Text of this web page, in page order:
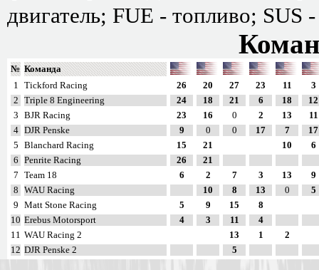
двигатель; FUE - топливо; SUS
№ Команда
1 Tickford Racing 26 20 27 23 11
3
2 Triple 8 Engineering 24 18 21 6 18
12
3 BJR Racing 23 16 0 2 13
11
4 DJR Penske 9 0 0 17 7
17
5 Blanchard Racing 15 21 10
6
6 Penrite Racing 26
21
7 Team 18 6 2 7 3 13
9
8 WAU Racing 10 8 13 0
5
9 Matt Stone Racing 5 9 15
8
10 Erebus Motorsport 4 3 11
4
11 WAU Racing 2 13 1
2
12 DJR Penske 2 5